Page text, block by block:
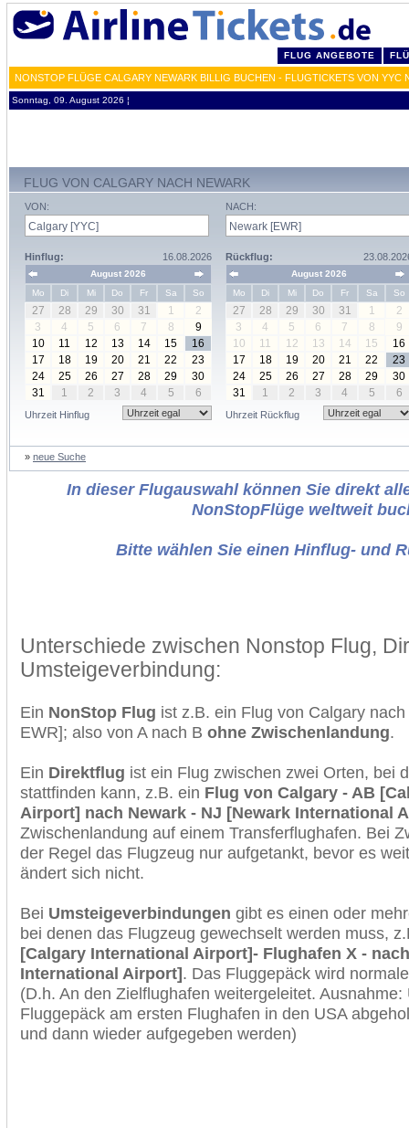
FLUG ANGEBOTE
NONSTOP FLÜGE CALGARY NEWARK BILLIG BUCHEN - FLUGTICKETS VON YYC
Sonntag, 09. August 2026 ¦
FLUG VON CALGARY NACH NEWARK
VON:
Hinflug: 16.08.2026
August 2026
Mo
Di Mi Do Fr Sa So
27 28 29 30 31 1
2
3
4 5 6 7 8
9
10
11 12 13 14 15
16
17
18 19 20 21 22
23
24
25 26 27 28 29
30
31
1 2 3 4 5 6
Uhrzeit Hinflug
NACH:
Rückflug:
August 2026
Mo
Di Mi Do Fr Sa So
27 28 29 30 31 1
2
3
4 5 6 7 8
9
10
11 12 13 14 15
16
17
18 19 20 21 22
23
24
25 26 27 28 29
30
31
1 2 3 4 5 6
Uhrzeit Rückflug
» neue Suche
In dieser Flugauswahl können Sie direkt
NonStopFlüge weltweit
Bitte wählen Sie einen Hinflug- und
Unterschiede zwischen Nonstop Flug,
Umsteigeverbindung:
Ein NonStop Flug ist z.B. ein Flug von Calgary
EWR]; also von A nach B ohne Zwischenlandung.
Ein Direktflug ist ein Flug zwischen zwei Orten, bei
stattfinden kann, z.B. ein Flug von Calgary - AB
Airport] nach Newark - NJ [Newark International
Zwischenlandung auf einem Transferflughafen. Bei
der Regel das Flugzeug nur aufgetankt, bevor es
ändert sich nicht.
Bei Umsteigeverbindungen gibt es einen oder
bei denen das Flugzeug gewechselt werden muss,
[Calgary International Airport]- Flughafen X -
International Airport]. Das Fluggepäck wird
(D.h. An den Zielflughafen weitergeleitet.
Fluggepäck am ersten Flughafen in den USA
und dann wieder aufgegeben werden)